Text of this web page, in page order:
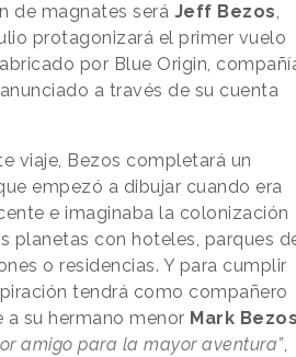
de magnates será Jeff Bezos,
protagonizará el primer vuelo
por Blue Origin,
a través de su cuenta
viaje, Bezos completará un
empezó a dibujar cuando era
e imaginaba la colonización
planetas con hoteles, parques
o residencias. Y para cumplir
tendrá como compañero
a su hermano menor Mark Bezos
amigo para la mayor aventura”,